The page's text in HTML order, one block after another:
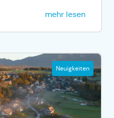
mehr lesen
Neuigkeiten